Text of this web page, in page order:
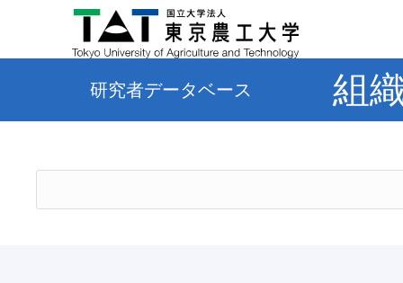
研究者データベース 組